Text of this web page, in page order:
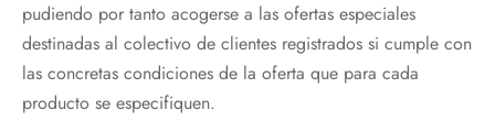
pudiendo por tanto acogerse a las ofertas especiales
destinadas al colectivo de clientes registrados si cumple con
las concretas condiciones de la oferta que para cada
producto se especifiquen.